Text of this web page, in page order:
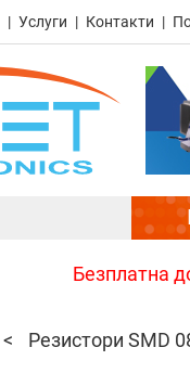
Услуги Контакти
Безплатна
Резистори SMD